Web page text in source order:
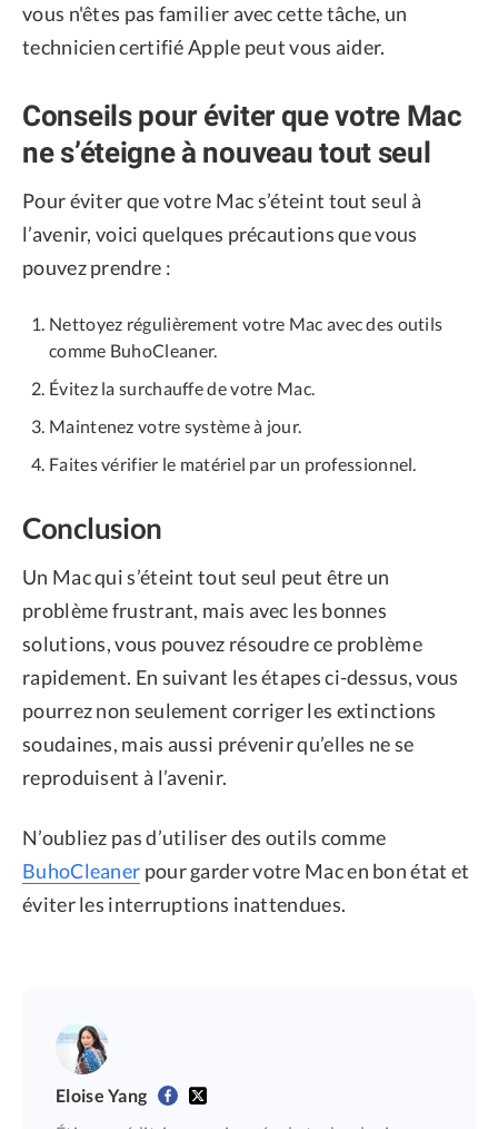
vous n'êtes pas familier avec cette tâche, un
technicien certifié Apple peut vous aider.
Conseils pour éviter que votre Mac
ne s’éteigne à nouveau tout seul
Pour éviter que votre Mac s’éteint tout seul à
l’avenir, voici quelques précautions que vous
pouvez prendre :
Nettoyez régulièrement votre Mac avec des outils
comme BuhoCleaner.
Évitez la surchauffe de votre Mac.
Maintenez votre système à jour.
Faites vérifier le matériel par un professionnel.
Conclusion
Un Mac qui s’éteint tout seul peut être un
problème frustrant, mais avec les bonnes
solutions, vous pouvez résoudre ce problème
rapidement. En suivant les étapes ci-dessus, vous
pourrez non seulement corriger les extinctions
soudaines, mais aussi prévenir qu’elles ne se
reproduisent à l’avenir.
N’oubliez pas d’utiliser des outils comme
BuhoCleaner pour garder votre Mac en bon état et
éviter les interruptions inattendues.
Eloise Yang